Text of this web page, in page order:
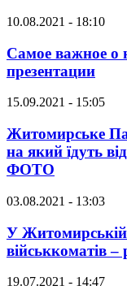
10.08.2021 - 18:10
Самое важное о
презентации
15.09.2021 - 15:05
Житомирське
на який їдуть
ФОТО
03.08.2021 - 13:03
У Житомирській
військкоматів –
19.07.2021 - 14:47